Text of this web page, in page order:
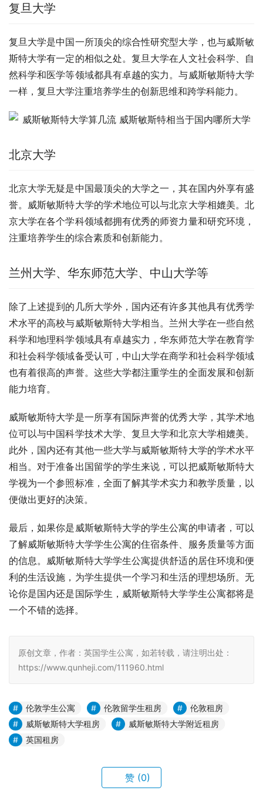
复旦大学
复旦大学是中国一所顶尖的综合性研究型大学，也与威斯敏
斯特大学有一定的相似之处。复旦大学在人文社会科学、自
然科学和医学等领域都具有卓越的实力。与威斯敏斯特大学
一样，复旦大学注重培养学生的创新思维和跨学科能力。
北京大学
北京大学无疑是中国最顶尖的大学之一，其在国内外享有盛
誉。威斯敏斯特大学的学术地位可以与北京大学相媲美。北
京大学在各个学科领域都拥有优秀的师资力量和研究环境，
注重培养学生的综合素质和创新能力。
兰州大学、华东师范大学、中山大学等
除了上述提到的几所大学外，国内还有许多其他具有优秀学
术水平的高校与威斯敏斯特大学相当。兰州大学在一些自然
科学和地理科学领域具有卓越实力，华东师范大学在教育学
和社会科学领域备受认可，中山大学在商学和社会科学领域
也有着很高的声誉。这些大学都注重学生的全面发展和创新
能力培育。
威斯敏斯特大学是一所享有国际声誉的优秀大学，其学术地
位可以与中国科学技术大学、复旦大学和北京大学相媲美。
此外，国内还有其他一些大学与威斯敏斯特大学的学术水平
相当。对于准备出国留学的学生来说，可以把威斯敏斯特大
学视为一个参照标准，全面了解其学术实力和教学质量，以
便做出更好的决策。
最后，如果你是威斯敏斯特大学的学生公寓的申请者，可以
了解威斯敏斯特大学学生公寓的住宿条件、服务质量等方面
的信息。威斯敏斯特大学学生公寓提供舒适的居住环境和便
利的生活设施，为学生提供一个学习和生活的理想场所。无
论你是国内还是国际学生，威斯敏斯特大学学生公寓都将是
一个不错的选择。
原创文章，作者：英国学生公寓，如若转载，请注明出处：
https://www.qunheji.com/111960.html
伦敦学生公寓 伦敦留学生租房
伦敦租房
威斯敏斯特大学租房
威斯敏斯特大学附近租房
英国租房
赞 (0)